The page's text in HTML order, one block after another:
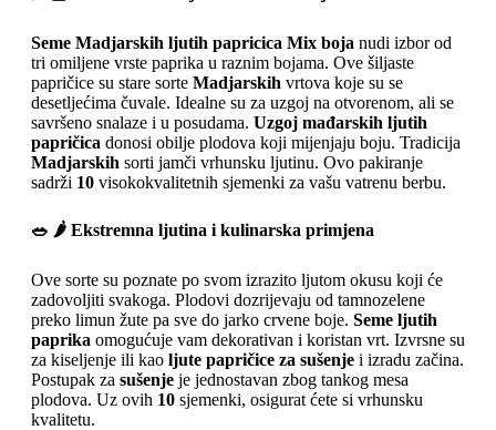
Seme Madjarskih ljutih papricica Mix boja nudi izbor od
tri omiljene vrste paprika u raznim bojama. Ove šiljaste
papričice su stare sorte Madjarskih vrtova koje su se
desetljećima čuvale. Idealne su za uzgoj na otvorenom, ali se
savršeno snalaze i u posudama. Uzgoj mađarskih ljutih
papričica donosi obilje plodova koji mijenjaju boju. Tradicija
Madjarskih sorti jamči vrhunsku ljutinu. Ovo pakiranje
sadrži 10 visokokvalitetnih sjemenki za vašu vatrenu berbu.
🥗 🌶️ Ekstremna ljutina i kulinarska primjena
Ove sorte su poznate po svom izrazito ljutom okusu koji će
zadovoljiti svakoga. Plodovi dozrijevaju od tamnozelene
preko limun žute pa sve do jarko crvene boje. Seme ljutih
paprika omogućuje vam dekorativan i koristan vrt. Izvrsne su
za kiseljenje ili kao ljute papričice za sušenje i izradu začina.
Postupak za sušenje je jednostavan zbog tankog mesa
plodova. Uz ovih 10 sjemenki, osigurat ćete si vrhunsku
kvalitetu.